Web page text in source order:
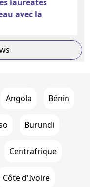
lauréates
avec la
Angola Bénin
Burundi
Centrafrique
Côte d'Ivoire